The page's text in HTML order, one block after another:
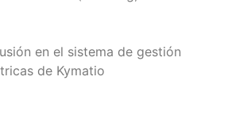
en el sistema de gestión
de Kymatio